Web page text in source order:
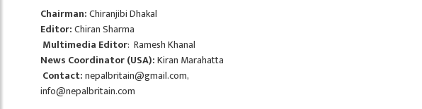
Chairman:Chiranjibi Dhakal
Editor:Chiran Sharma
Multimedia Editor: Ramesh Khanal
News Coordinator (USA):Kiran Marahatta
Contact:nepalbritain@gmail.com,
info@nepalbritain.com